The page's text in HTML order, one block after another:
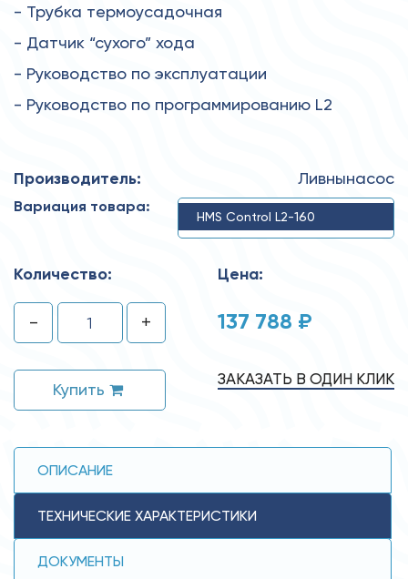
- Трубка термоусадочная
- Датчик “сухого” хода
- Руководство по эксплуатации
- Руководство по программированию L2
Производитель: Ливнынасос
Вариация товара:
HMS Control L2-160
Количество:
- +
Купить
Цена:
137 788 ₽
ЗАКАЗАТЬ В ОДИН КЛИК
ОПИСАНИЕ
ТЕХНИЧЕСКИЕ ХАРАКТЕРИСТИКИ
ДОКУМЕНТЫ